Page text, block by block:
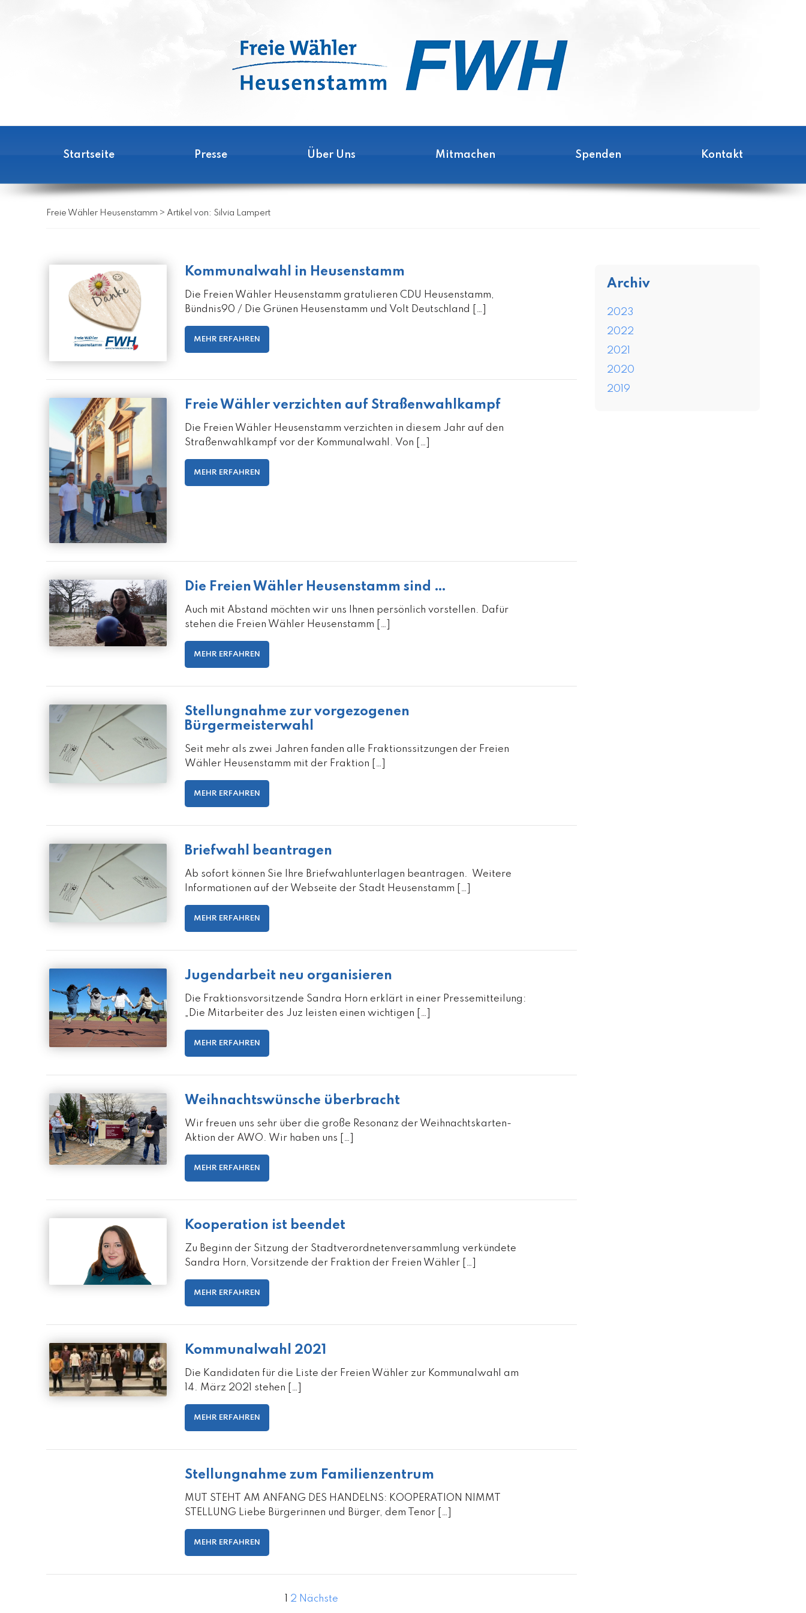
Startseite Presse Über Uns Mitmachen Spenden Kontakt
Freie Wähler Heusenstamm > Artikel von: Silvia Lampert
Kommunalwahl in Heusenstamm
Die Freien Wähler Heusenstamm gratulieren CDU Heusenstamm,
Bündnis90 / Die Grünen Heusenstamm und Volt Deutschland […]
MEHR ERFAHREN
Freie Wähler verzichten auf Straßenwahlkampf
Die Freien Wähler Heusenstamm verzichten in diesem Jahr auf den
Straßenwahlkampf vor der Kommunalwahl. Von […]
MEHR ERFAHREN
Die Freien Wähler Heusenstamm sind …
Auch mit Abstand möchten wir uns Ihnen persönlich vorstellen. Dafür
stehen die Freien Wähler Heusenstamm […]
MEHR ERFAHREN
Stellungnahme zur vorgezogenen
Bürgermeisterwahl
Seit mehr als zwei Jahren fanden alle Fraktionssitzungen der Freien
Wähler Heusenstamm mit der Fraktion […]
MEHR ERFAHREN
Briefwahl beantragen
Ab sofort können Sie Ihre Briefwahlunterlagen beantragen. Weitere
Informationen auf der Webseite der Stadt Heusenstamm […]
MEHR ERFAHREN
Jugendarbeit neu organisieren
Die Fraktionsvorsitzende Sandra Horn erklärt in einer Pressemitteilung:
„Die Mitarbeiter des Juz leisten einen wichtigen […]
MEHR ERFAHREN
Weihnachtswünsche überbracht
Wir freuen uns sehr über die große Resonanz der Weihnachtskarten-
Aktion der AWO. Wir haben uns […]
MEHR ERFAHREN
Kooperation ist beendet
Zu Beginn der Sitzung der Stadtverordnetenversammlung verkündete
Sandra Horn, Vorsitzende der Fraktion der Freien Wähler […]
MEHR ERFAHREN
Kommunalwahl 2021
Die Kandidaten für die Liste der Freien Wähler zur Kommunalwahl am
14. März 2021 stehen […]
MEHR ERFAHREN
Stellungnahme zum Familienzentrum
MUT STEHT AM ANFANG DES HANDELNS: KOOPERATION NIMMT
STELLUNG Liebe Bürgerinnen und Bürger, dem Tenor […]
MEHR ERFAHREN
2 Nächste
Archiv
2023
2022
2021
2020
2019